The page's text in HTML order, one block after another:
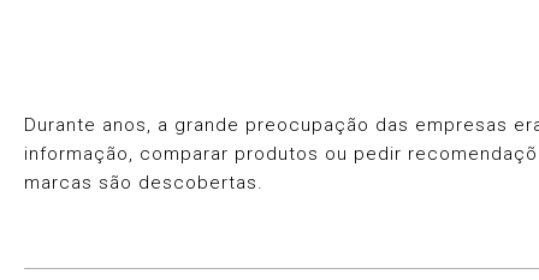
Durante anos, a grande preocupação das empresas
informação, comparar produtos ou pedir
marcas são descobertas.